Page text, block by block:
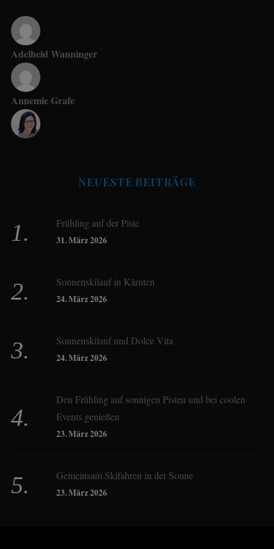
Adelheid Wanninger
Annemie Grafe
Birgit Werner
Christoph Schrahe
Derk Hoberg
Dominique Schroller
NEUESTE BEITRÄGE
Frühling auf der Piste
31. März 2026
Sonnenskilauf in Kärnten
24. März 2026
Sonnenskilauf und Dolce Vita
24. März 2026
Den Frühling auf sonnigen Pisten und bei coolen
Events genießen
23. März 2026
Gemeinsam Skifahren in der Sonne
23. März 2026